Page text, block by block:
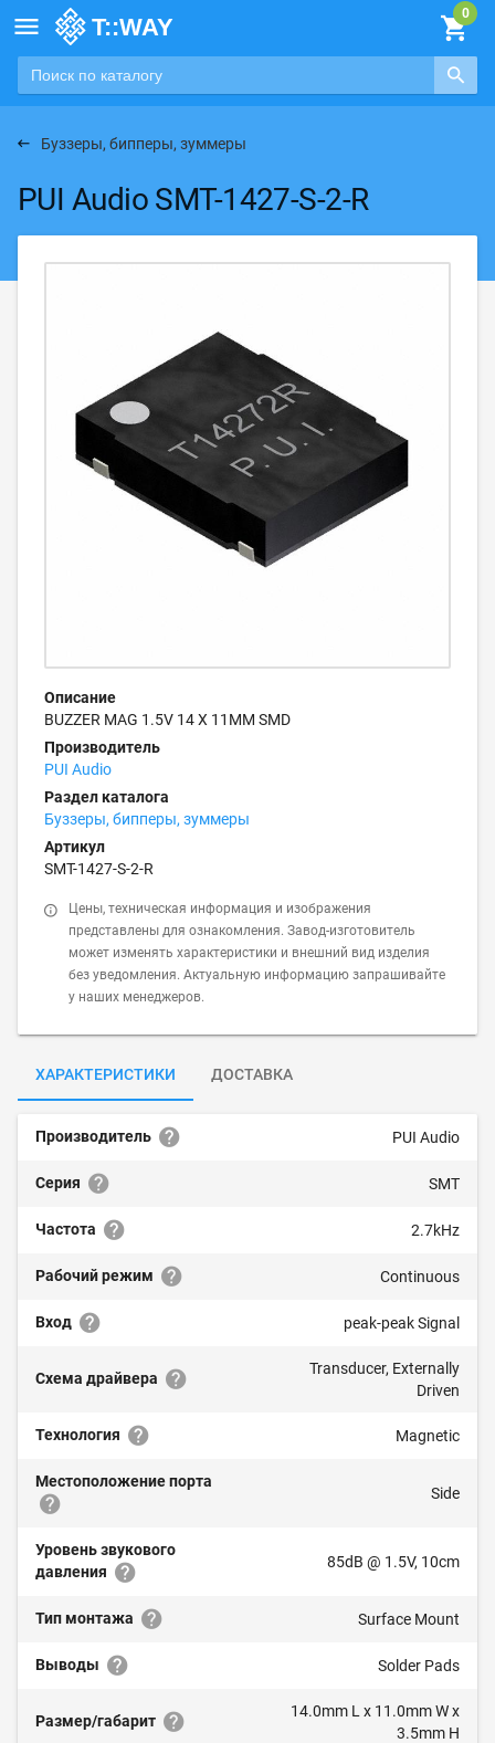

Буззеры, бипперы, зуммеры
PUI Audio SMT-1427-S-2-R
Описание
BUZZER MAG 1.5V 14 X 11MM SMD
Производитель
PUI Audio
Раздел каталога
Буззеры, бипперы, зуммеры
Артикул
SMT-1427-S-2-R
Цены, техническая информация и изображения
представлены для ознакомления. Завод-изготовитель
может изменять характеристики и внешний вид изделия
без уведомления. Актуальную информацию запрашивайте
у наших менеджеров.
ХАРАКТЕРИСТИКИ ДОСТАВКА
Производитель PUI Audio
Серия SMT
Частота 2.7kHz
Рабочий режим Continuous
Вход peak-peak Signal
Схема драйвера
Transducer, Externally
Driven
Технология Magnetic
Местоположение порта
Side
Уровень звукового
давления
85dB @ 1.5V, 10cm
Тип монтажа Surface Mount
Выводы Solder Pads
Размер/габарит
14.0mm L x 11.0mm W x
3.5mm H